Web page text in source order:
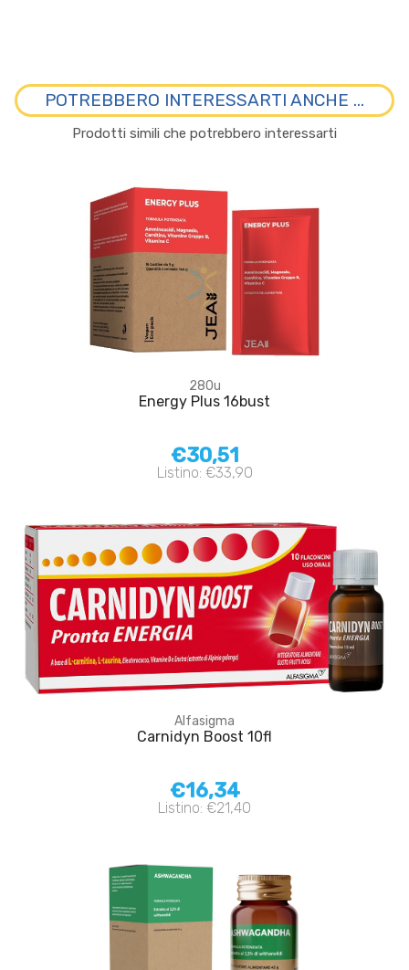
POTREBBERO INTERESSARTI ANCHE ...
Prodotti simili che potrebbero interessarti
280u
Energy Plus 16bust
€30,51
Listino: €33,90
Alfasigma
Carnidyn Boost 10fl
€16,34
Listino: €21,40